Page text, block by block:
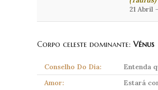
21 Abril
Corpo celeste dominante: Vénus
Conselho Do Dia:
Entenda
Amor:
Estará